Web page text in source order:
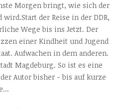
Morgen bringt, wie sich der
der Reise in der DDR,
Wege bis ins Jetzt. Der
einer Kindheit und Jugend
Aufwachen in dem anderen.
Magdeburg. So ist es eine
Autor bisher - bis auf kurze